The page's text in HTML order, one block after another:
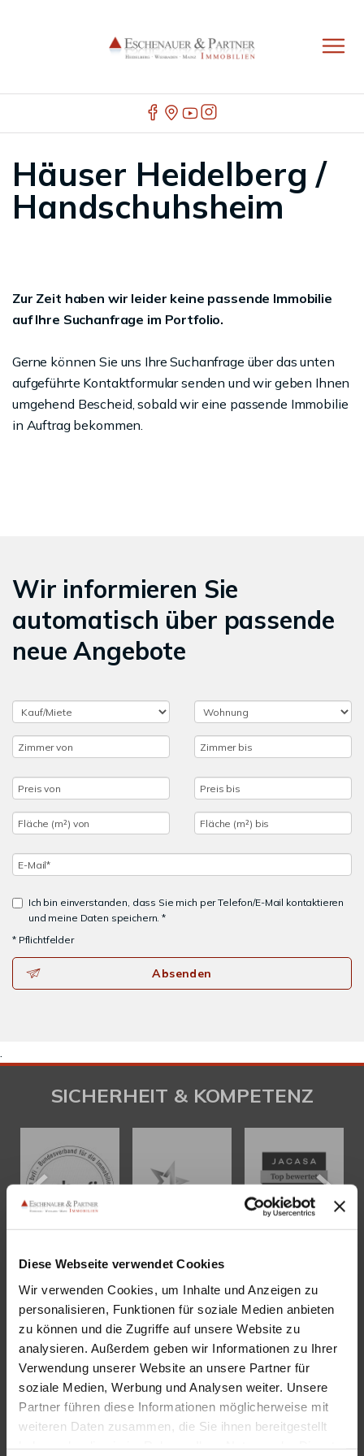
Diese Webseite verwendet Cookies
Wir verwenden Cookies, um Inhalte und Anzeigen zu
personalisieren, Funktionen für soziale Medien anbieten
zu können und die Zugriffe auf unsere Website zu
analysieren. Außerdem geben wir Informationen zu Ihrer
Verwendung unserer Website an unsere Partner für
soziale Medien, Werbung und Analysen weiter. Unsere
Partner führen diese Informationen möglicherweise mit
weiteren Daten zusammen, die Sie ihnen bereitgestellt
Häuser Heidelberg /
Handschuhsheim
Zur Zeit haben wir leider keine passende Immobilie
auf Ihre Suchanfrage im Portfolio.
Gerne können Sie uns Ihre Suchanfrage über das unten
aufgeführte Kontaktformular senden und wir geben Ihnen
umgehend Bescheid, sobald wir eine passende Immobilie
in Auftrag bekommen.
Wir informieren Sie
automatisch über passende
neue Angebote
Ich bin einverstanden, dass Sie mich per Telefon/E-Mail kontaktieren
und meine Daten speichern. *
* Pflichtfelder
Absenden
.
SICHERHEIT & KOMPETENZ
KONTAKT
Eschenauer & Partner Immobilien
Immobilienmakler HEIDELBERG
Immobilien Heidelberg
Akademiestraße 1, 69117 Heidelberg
Tel.:06221 - 67 26 077
Mail:info@eschenauer-partner.de